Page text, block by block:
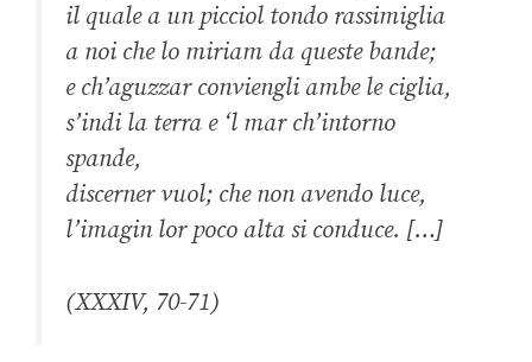
il quale a un picciol tondo rassimiglia
a noi che lo miriam da queste bande;
e ch’aguzzar conviengli ambe le ciglia,
s’indi la terra e ‘l mar ch’intorno
spande,
discerner vuol; che non avendo luce,
l’imagin lor poco alta si conduce. […]
(XXXIV, 70-71)